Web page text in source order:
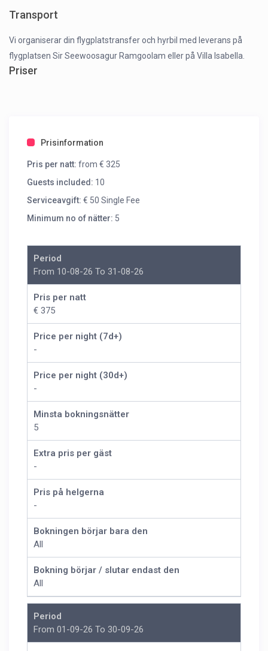
Transport
Vi organiserar din flygplatstransfer och hyrbil med leverans på
flygplatsen Sir Seewoosagur Ramgoolam eller på Villa Isabella.
Priser
Prisinformation
Pris per natt: from € 325
Guests included: 10
Serviceavgift: € 50 Single Fee
Minimum no of nätter: 5
Period
From 10-08-26 To 31-08-26
Pris per natt
€ 375
Price per night (7d+)
-
Price per night (30d+)
-
Minsta bokningsnätter
5
Extra pris per gäst
-
Pris på helgerna
-
Bokningen börjar bara den
All
Bokning börjar / slutar endast den
All
Period
From 01-09-26 To 30-09-26